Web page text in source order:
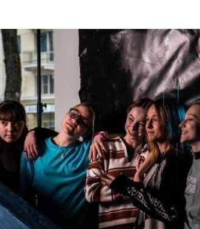
оказались «хуже
климата»:
показало
экологических расчётов
Авг 5, 2026
Стартовал прием
на
премию
«Экопозитив-
Авг 5, 2026
Омская область
ещё 598 млн
перевод
на газ
Авг 5, 2026